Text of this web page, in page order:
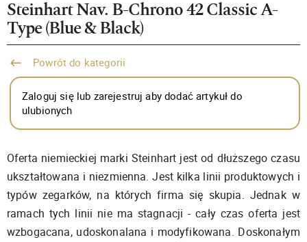
Steinhart Nav. B-Chrono 42 Classic A-
Type (Blue & Black)
Powrót do kategorii
Zaloguj się lub zarejestruj aby dodać artykuł do
ulubionych
Oferta niemieckiej marki Steinhart jest od dłuższego czasu
ukształtowana i niezmienna. Jest kilka linii produktowych i
typów zegarków, na których firma się skupia. Jednak w
ramach tych linii nie ma stagnacji - cały czas oferta jest
wzbogacana, udoskonalana i modyfikowana. Doskonałym